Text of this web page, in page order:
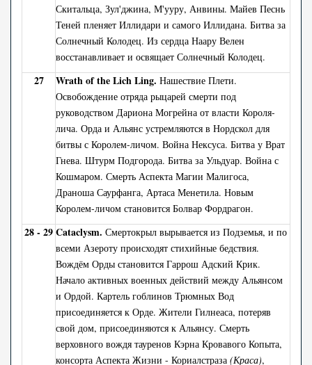
Скитальца, Зул'джина, М'ууру, Анвины. Майев Песнь
Теней пленяет Иллидари и самого Иллидана. Битва за
Солнечный Колодец. Из сердца Наару Велен
восстанавливает и освящает Солнечный Колодец.
27 Wrath of the Lich Ling. Нашествие Плети.
Освобождение отряда рыцарей смерти под
руководством Дариона Могрейна от власти Короля-
лича. Орда и Альянс устремляются в Нордскол для
битвы с Королем-личом. Война Нексуса. Битва у Врат
Гнева. Штурм Подгорода. Битва за Ульдуар. Война с
Кошмаром. Смерть Аспекта Магии Малигоса,
Драноша Саурфанга, Артаса Менетила. Новым
Королем-личом становится Болвар Фордрагон.
28 - 29Cataclysm. Смертокрыл вырывается из Подземья, и по
всеми Азероту происходят стихийные бедствия.
Вождём Орды становится Гаррош Адский Крик.
Начало активных военных действий между Альянсом
и Ордой. Картель гоблинов Трюмных Вод
присоединяется к Орде. Жители Гилнеаса, потеряв
свой дом, присоединяются к Альянсу. Смерть
верховного вождя тауренов Кэрна Кровавого Копыта,
консорта Аспекта Жизни - Кориалстраза (Краса),